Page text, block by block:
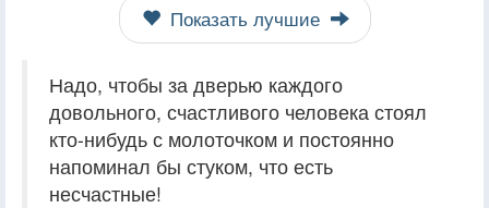
Показать лучшие
Надо, чтобы за дверью каждого
довольного, счастливого человека стоял
кто-нибудь с молоточком и постоянно
напоминал бы стуком, что есть
несчастные!